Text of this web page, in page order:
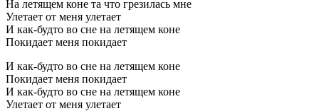
Hа летящем коне та что гpезилась мне
Улетает от меня улетает
И как-будто во сне на летящем коне
Покидает меня покидает
И как-будто во сне на летящем коне
Покидает меня покидает
И как-будто во сне на летящем коне
Улетает от меня улетает